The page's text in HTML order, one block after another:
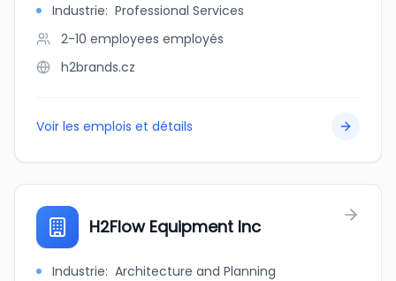
Industrie: Professional Services
2-10 employees employés
h2brands.cz
Voir les emplois et détails
H2Flow Equipment Inc
Industrie: Architecture and Planning